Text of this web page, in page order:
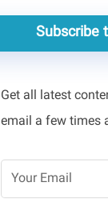
Subscribe
Get all latest
email a few times